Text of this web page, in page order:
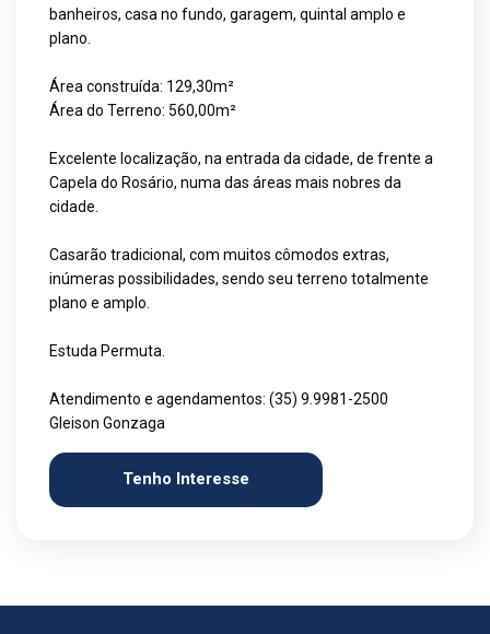
banheiros, casa no fundo, garagem, quintal amplo e
plano.
Área construída: 129,30m²
Área do Terreno: 560,00m²
Excelente localização, na entrada da cidade, de frente a
Capela do Rosário, numa das áreas mais nobres da
cidade.
Casarão tradicional, com muitos cômodos extras,
inúmeras possibilidades, sendo seu terreno totalmente
plano e amplo.
Estuda Permuta.
Atendimento e agendamentos: (35) 9.9981-2500
Gleison Gonzaga
Tenho Interesse